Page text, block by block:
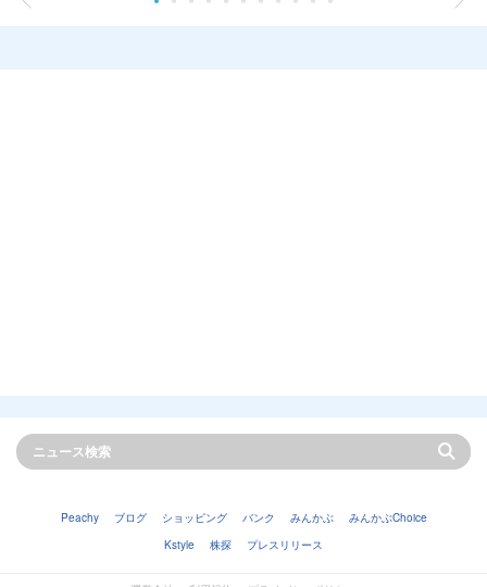
Peachy ブログ ショッピング バンク みんかぶ
みんかぶChoice
Kstyle
株探 プレスリリース